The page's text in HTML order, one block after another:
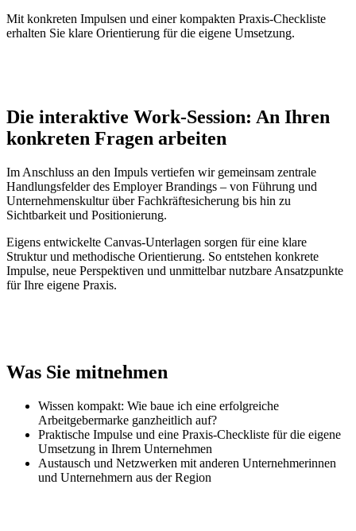
Mit konkreten Impulsen und einer kompakten Praxis-Checkliste
erhalten Sie klare Orientierung für die eigene Umsetzung.
Die interaktive Work-Session: An Ihren
konkreten Fragen arbeiten
Im Anschluss an den Impuls vertiefen wir gemeinsam zentrale
Handlungsfelder des Employer Brandings – von Führung und
Unternehmenskultur über Fachkräftesicherung bis hin zu
Sichtbarkeit und Positionierung.
Eigens entwickelte Canvas-Unterlagen sorgen für eine klare
Struktur und methodische Orientierung. So entstehen konkrete
Impulse, neue Perspektiven und unmittelbar nutzbare Ansatzpunkte
für Ihre eigene Praxis.
Was Sie mitnehmen
Wissen kompakt: Wie baue ich eine erfolgreiche
Arbeitgebermarke ganzheitlich auf?
Praktische Impulse und eine Praxis-Checkliste für die eigene
Umsetzung in Ihrem Unternehmen
Austausch und Netzwerken mit anderen Unternehmerinnen
und Unternehmern aus der Region